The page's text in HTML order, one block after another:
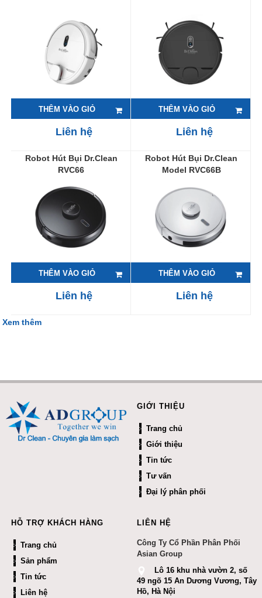
THÊM VÀO GIỎ
Liên hệ
THÊM VÀO GIỎ
Liên hệ
Robot Hút Bụi Dr.Clean
RVC66
THÊM VÀO GIỎ
Liên hệ
Robot Hút Bụi Dr.Clean
Model RVC66B
THÊM VÀO GIỎ
Liên hệ
Xem thêm
GIỚI THIỆU
Trang chủ
Giới thiệu
Tin tức
Tư vấn
Đại lý phân phối
HỖ TRỢ KHÁCH HÀNG
Trang chủ
Sản phẩm
Tin tức
Liên hệ
LIÊN HỆ
Công Ty Cổ Phần Phân Phối
Asian Group
Lô 16 khu nhà vườn 2, số
49 ngõ 15 An Dương Vương, Tây
Hồ, Hà Nội